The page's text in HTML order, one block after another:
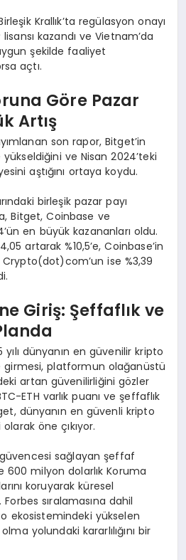
Krallık’ta regülasyon onayı
lisansı kazandı ve Vietnam’da
şekilde faaliyet
açtı.
Göre Pazar
k Artış
son rapor, Bitget’in
yükseldiğini ve Nisan 2024’teki
aştığını ortaya koydu.
birleşik pazar payı
Bitget, Coinbase ve
en büyük kazananları oldu.
artarak %10,5’e, Coinbase’in
Crypto(dot)com’un ise %3,39
Giriş: Şeffaflık ve
yılı dünyanın en güvenilir kripto
girmesi, platformun olağanüstü
artan güvenilirliğini gözler
ETH varlık puanı ve şeffaflık
dünyanın en güvenli kripto
öne çıkıyor.
sağlayan şeffaf
600 milyon dolarlık Koruma
koruyarak küresel
Forbes sıralamasına dahil
ekosistemindeki yükselen
yolundaki kararlılığını bir